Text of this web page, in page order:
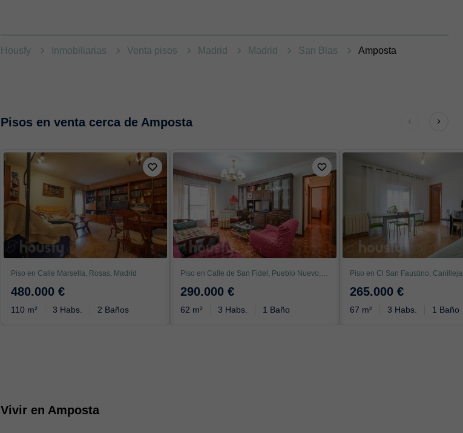
Housfy Inmobiliarias Venta pisos Madrid Madrid San Blas Amposta
Pisos en venta cerca de Amposta
Piso en Calle Marsella, Rosas, Madrid
480.000 €
110 m² 3 Habs. 2 Baños
290.000 €
62 m² 3 Habs. 1 Baño
Piso en Cl San Faustino,
265.000 €
67 m² 3 Habs. 1 Baño
Vivir en Amposta